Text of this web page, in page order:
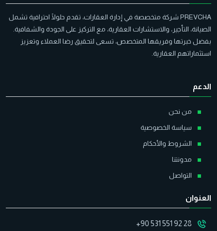
PREVCHA شركة متخصصة في إدارة العقارات، تقدم حلولًا احترافية تشمل
الصيانة، التأجير، والاستشارات العقارية، مع التركيز على الجودة والشفافية.
بفضل خبرتها وفريقها المتخصص، تسعى لتحقيق رضا العملاء وتعزيز
استثماراتهم العقارية.
الدعم
من نحن
سياسة الخصوصية
الشروط والأحكام
مدونتنا
التواصل
العنوان
+90 531 551 92 28